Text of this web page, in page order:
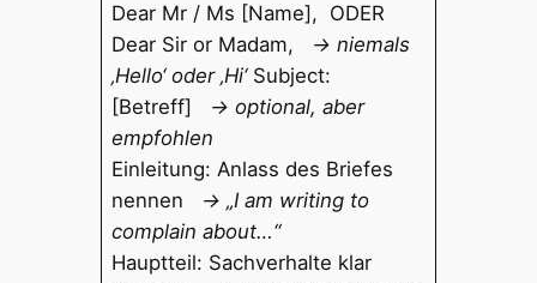
Dear Mr / Ms [Name], ODER
Dear Sir or Madam, → niemals
‚Hello‘ oder ‚Hi‘Subject:
[Betreff]
→ optional, aber
empfohlen
Einleitung: Anlass des Briefes
nennen → „I am writing to
complain about…“
Hauptteil: Sachverhalte klar